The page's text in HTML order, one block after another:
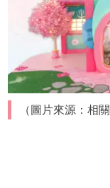
（圖片來源：相